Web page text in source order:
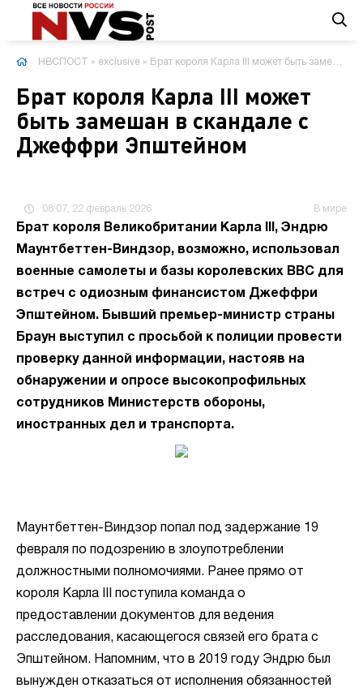
НВСПОСТ » exclusive » Брат короля Карла III может быть замешан в скандале с Джеффри Эпштейном
Брат короля Карла III может
быть замешан в скандале с
Джеффри Эпштейном
08:07, 22 февраль 2026 В мире
Брат короля Великобритании Карла III, Эндрю
Маунтбеттен-Виндзор, возможно, использовал
военные самолеты и базы королевских ВВС для
встреч с одиозным финансистом Джеффри
Эпштейном. Бывший премьер-министр страны
Браун выступил с просьбой к полиции провести
проверку данной информации, настояв на
обнаружении и опросе высокопрофильных
сотрудников Министерств обороны,
иностранных дел и транспорта.
Маунтбеттен-Виндзор попал под задержание 19
февраля по подозрению в злоупотреблении
должностными полномочиями. Ранее прямо от
короля Карла III поступила команда о
предоставлении документов для ведения
расследования, касающегося связей его брата с
Эпштейном. Напомним, что в 2019 году Эндрю был
вынужден отказаться от исполнения обязанностей